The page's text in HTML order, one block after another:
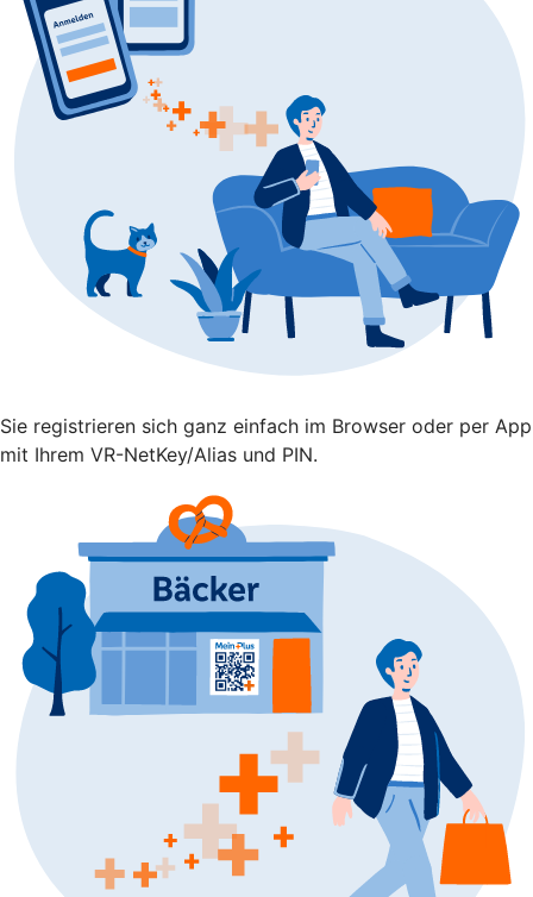
Sie registrieren sich ganz einfach im Browser oder per App
mit Ihrem VR-NetKey/Alias und PIN.